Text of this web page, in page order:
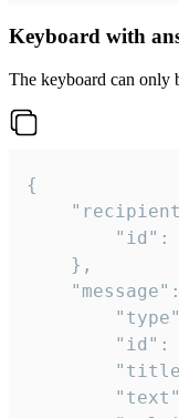
Keyboard with
The keyboard can only
{